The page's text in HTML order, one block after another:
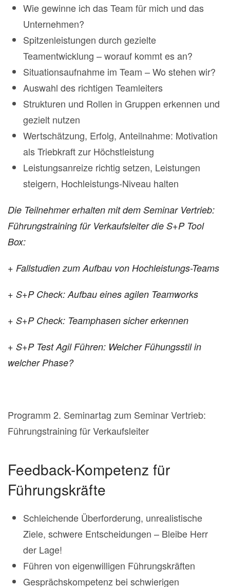
Wie gewinne ich das Team für mich und das
Unternehmen?
Spitzenleistungen durch gezielte
Teamentwicklung – worauf kommt es an?
Situationsaufnahme im Team – Wo stehen wir?
Auswahl des richtigen Teamleiters
Strukturen und Rollen in Gruppen erkennen und
gezielt nutzen
Wertschätzung, Erfolg, Anteilnahme: Motivation
als Triebkraft zur Höchstleistung
Leistungsanreize richtig setzen, Leistungen
steigern, Hochleistungs-Niveau halten
Die Teilnehmer erhalten mit dem Seminar Vertrieb:
Führungstraining für Verkaufsleiter die S+P Tool
Box:
+ Fallstudien zum Aufbau von Hochleistungs-Teams
+ S+P Check: Aufbau eines agilen Teamworks
+ S+P Check: Teamphasen sicher erkennen
+ S+P Test Agil Führen: Welcher Fühungsstil in
welcher Phase?
Programm 2. Seminartag zum Seminar Vertrieb:
Führungstraining für Verkaufsleiter
Feedback-Kompetenz für
Führungskräfte
Schleichende Überforderung, unrealistische
Ziele, schwere Entscheidungen – Bleibe Herr
der Lage!
Führen von eigenwilligen Führungskräften
Gesprächskompetenz bei schwierigen